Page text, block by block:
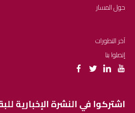
حول المسار
آخر التطورات
إتصلوا بنا
اشتركوا في النشرة الإخبارية